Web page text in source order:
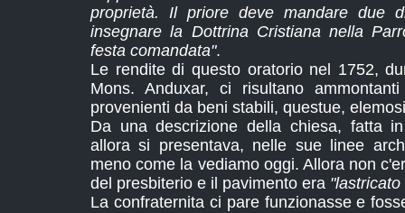
proprietà. Il priore deve mandare
insegnare la Dottrina Cristiana nella
festa comandata".
Le rendite di questo oratorio nel 1752,
Mons. Anduxar, ci risultano
provenienti da beni stabili, questue,
Da una descrizione della chiesa, fatta
allora si presentava, nelle sue linee
meno come la vediamo oggi. Allora non
del presbiterio e il pavimento era
La confraternita ci pare funzionasse e